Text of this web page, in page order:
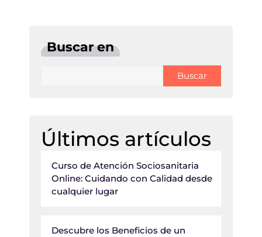
Buscar en
Buscar
Últimos artículos
Curso de Atención Sociosanitaria
Online: Cuidando con Calidad desde
cualquier lugar
Descubre los Beneficios de un